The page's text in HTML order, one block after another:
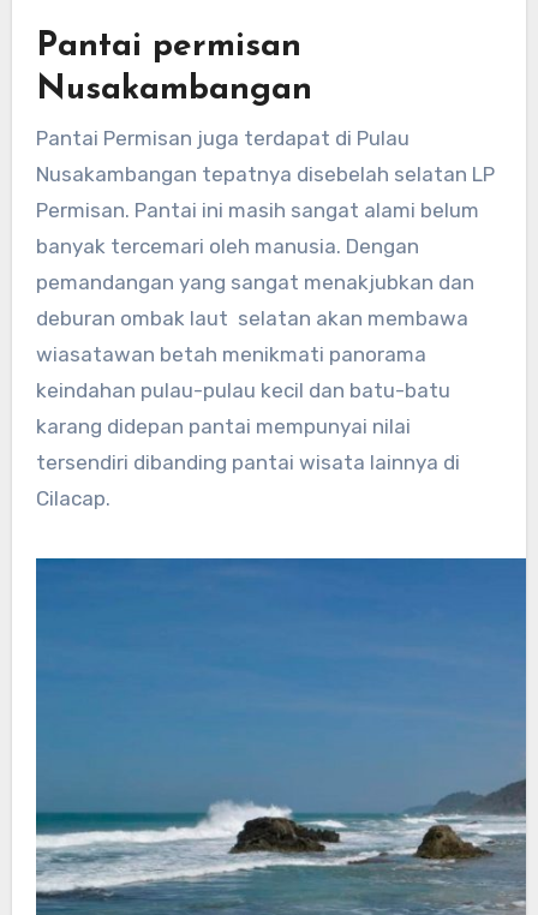
Pantai permisan
Nusakambangan
Pantai Permisan juga terdapat di Pulau
Nusakambangan tepatnya disebelah selatan LP
Permisan. Pantai ini masih sangat alami belum
banyak tercemari oleh manusia. Dengan
pemandangan yang sangat menakjubkan dan
deburan ombak laut selatan akan membawa
wiasatawan betah menikmati panorama
keindahan pulau-pulau kecil dan batu-batu
karang didepan pantai mempunyai nilai
tersendiri dibanding pantai wisata lainnya di
Cilacap.